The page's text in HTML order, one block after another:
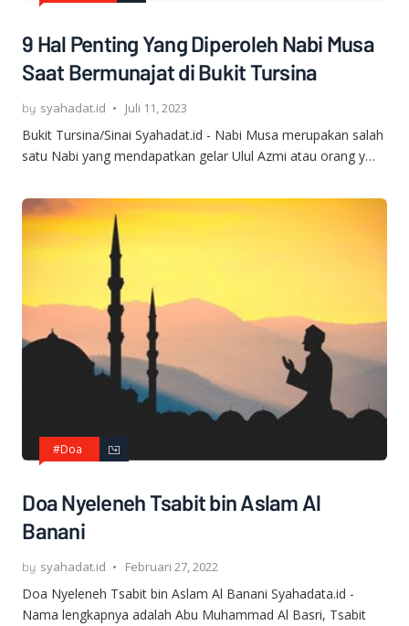
9 Hal Penting Yang Diperoleh Nabi Musa
Saat Bermunajat di Bukit Tursina
syahadat.id Juli 11, 2023
Bukit Tursina/Sinai Syahadat.id - Nabi Musa merupakan salah
satu Nabi yang mendapatkan gelar Ulul Azmi atau orang y…
#Doa
Doa Nyeleneh Tsabit bin Aslam Al
Banani
syahadat.id Februari 27, 2022
Doa Nyeleneh Tsabit bin Aslam Al Banani Syahadata.id -
Nama lengkapnya adalah Abu Muhammad Al Basri, Tsabit